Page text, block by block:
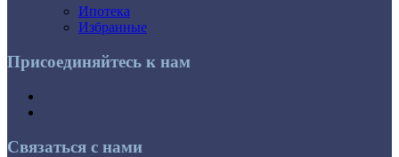
Ипотека
Избранные
Присоединяйтесь к нам
Связаться с нами